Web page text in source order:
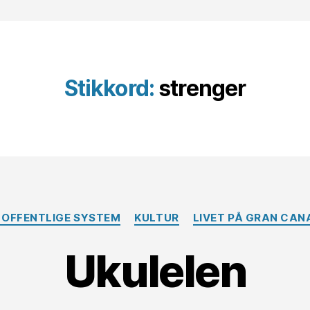
Stikkord: strenger
Kategorier
SYSTEM KULTUR LIVET PÅ GRAN
Ukulelen